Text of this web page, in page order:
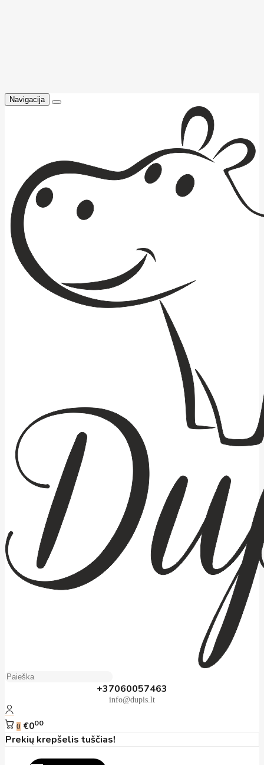
Navigacija
+37060057463
info@dupis.lt
0 €000
Prekių krepšelis tuščias!